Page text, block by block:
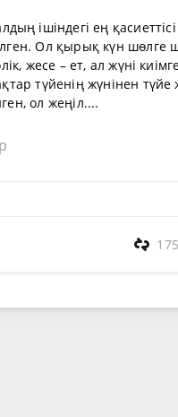
ішіндегі ең
Ол қырық күн шөлге
жесе – ет, ал жүні
түйенің жүнінен түйе
ол жеңіл....